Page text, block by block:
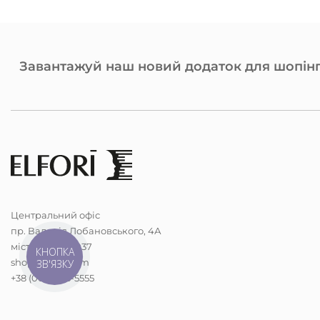
Завантажуй наш новий додаток для
Центральний офіс
пр. Валерія Лобановського, 4А
місто Київ, 03037
shop@elfori.com
+38 (068) 298-5555
КНОПКА
ЗВ'ЯЗКУ